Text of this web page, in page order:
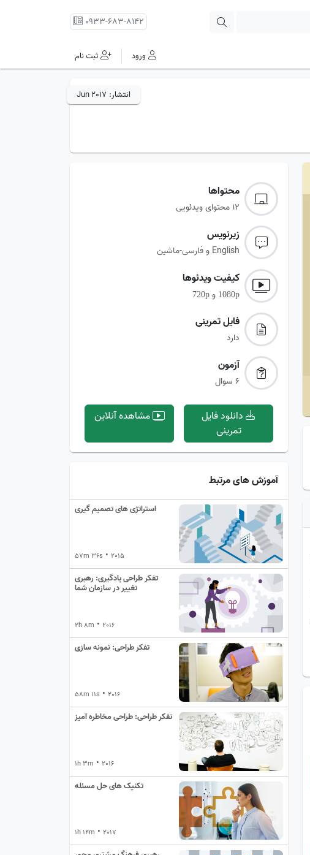
0933-683-8142
ورود ثبت نام
انتشار: Jun 2017
محتواها
12 محتوای ویدئویی
زیرنویس‌
English و فارسی-ماشین
کیفیت ویدئوها‌
1080p و 720p
فایل تمرینی‌
دارد
آزمون‌
6 سوال
دانلود فایل
تمرینی
مشاهده آنلاین
آموزش های مرتبط
استراتژی های تصمیم گیری
57m 36s • 2015
تفکر طراحی یادگیری: رهبری
تغییر در سازمان شما
2h 8m • 2016
تفکر طراحی: نمونه سازی
58m 11s • 2016
تفکر طراحی: طراحی مخاطره آمیز
1h 3m • 2016
تکنیک های حل مسئله
1h 14m • 2017